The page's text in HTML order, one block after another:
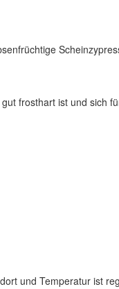
frosthart ist und sich
und Temperatur ist